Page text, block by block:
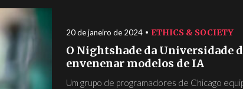
20 de janeiro de 2024 ETHICS & SOCIETY
O Nightshade da Universidade
envenenar modelos de IA
Um grupo de programadores de Chicago